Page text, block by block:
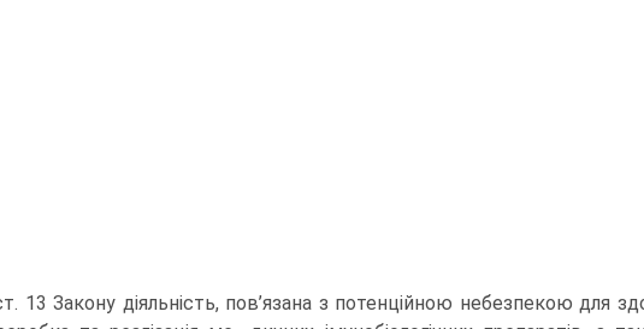
13 Закону діяльність, пов’язана з потенційною небезпекою для